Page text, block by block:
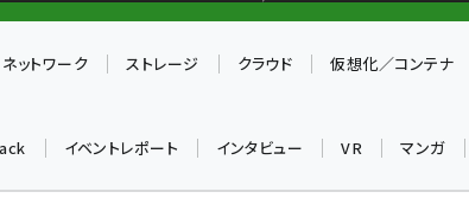
ネットワーク ストレージ クラウド 仮想化／コンテナ
イベントレポート インタビュー VR マンガ